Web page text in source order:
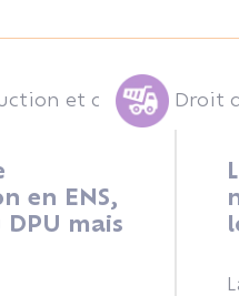
et de l'urbanisme
en ENS,
mais
Droit